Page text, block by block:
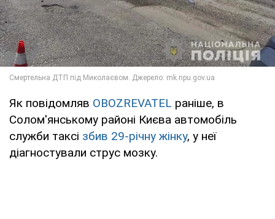
Як повідомляв OBOZREVATEL раніше, в
Солом'янському районі Києва автомобіль
служби таксі збив 29-річну жінку, у неї
діагностували струс мозку.